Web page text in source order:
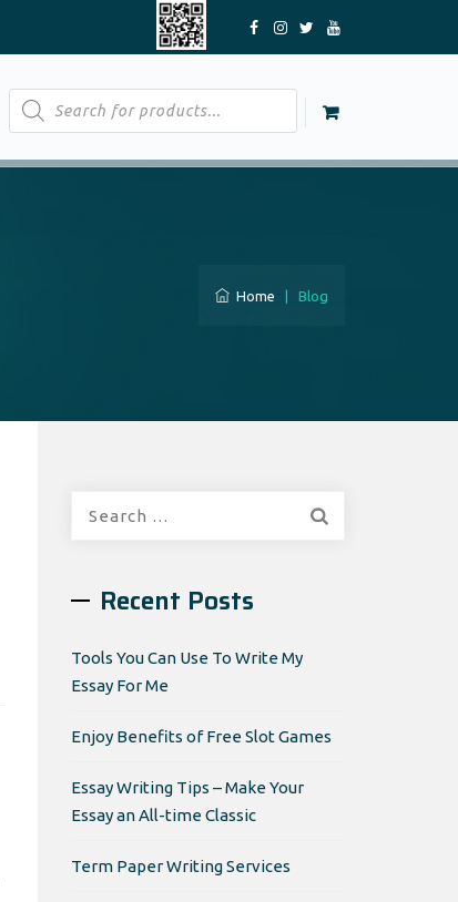
Products
search
Home Blog
Recent Posts
Tools You Can Use To Write My
Essay For Me
Enjoy Benefits of Free Slot Games
Essay Writing Tips – Make Your
Essay an All-time Classic
Term Paper Writing Services